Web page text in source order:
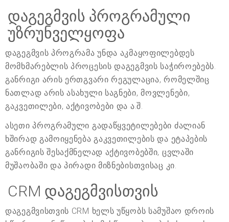
დაგეგმვის პროგრამული
უზრუნველყოფა
დაგეგმვის პროგრამა უნდა აკმაყოფილებდეს
მომხმარებლის პროცესის დაგეგმვის საჭიროებებს.
განრიგი არის ერთგვარი რეგულაცია, რომელშიც
ნათლად არის ასახული საგნები, მოვლენები,
გაკვეთილები, აქტივობები და ა.შ.
ასეთი პროგრამული გადაწყვეტილებები ძალიან
ხშირად გამოიყენება გაკვეთილების და ეტაპების
განრიგის შესაქმნელად აქტივობებში, ცვლაში
მუშაობაში და პირადი მიზნებისთვისაც კი.
CRM დაგეგმვისთვის
დაგეგმვისთვის CRM ხელს უწყობს სამუშაო დროის